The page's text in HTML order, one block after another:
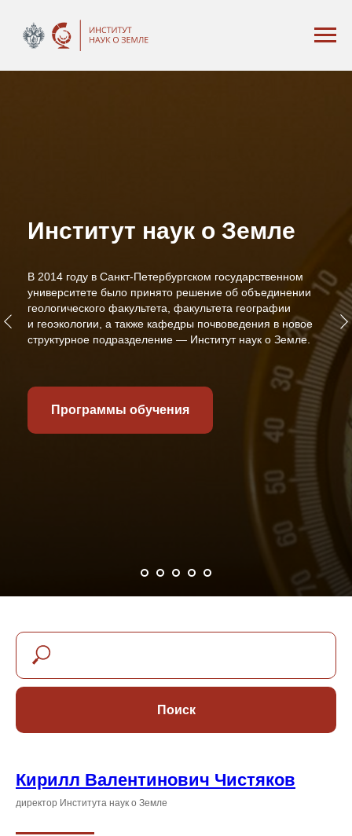
Институт наук о Земле
В 2014 году в Санкт-Петербургском государственном
университете было принято решение об объединении
геологического факультета, факультета географии
и геоэкологии, а также кафедры почвоведения в новое
структурное подразделение ― Институт наук о Земле.
Программы обучения
Поиск
Кирилл Валентинович Чистяков
директор Института наук о Земле